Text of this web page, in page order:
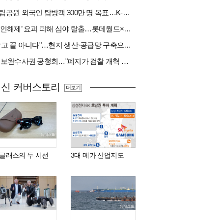
국립공원 외국인 탐방객 300만 명 목표…K-트레킹 키운다
‘봉인해제’ 요괴 피해 심야 탈출…롯데월드×당근
"팔고 끝 아니다"…현지 생산·공급망 구축으로 글로벌 진입장벽 돌파[다시 나는 K방산②]
與 보완수사권 공청회…"폐지가 검찰 개혁 아냐" vs "보완수사권은 전면 재수사권"(종합)
커버스토리
래스의 두 시선 3대 메가 산업지도
더보기